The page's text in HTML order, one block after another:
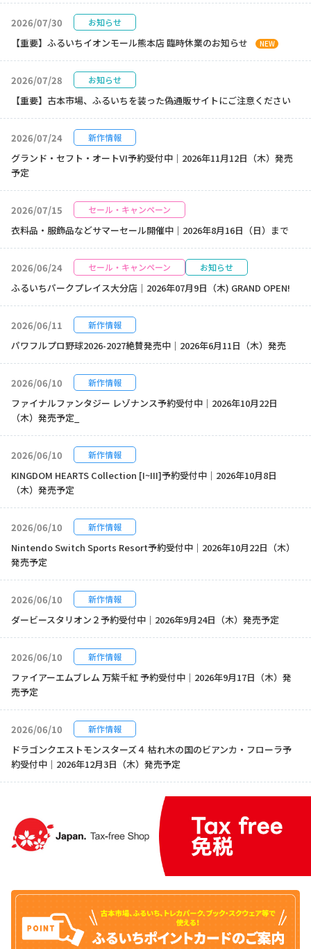
2026/07/30 お知らせ
【重要】ふるいちイオンモール熊本店 臨時休業のお知らせ NEW
2026/07/28 お知らせ
【重要】古本市場、ふるいちを装った偽通販サイトにご注意ください
2026/07/24 新作情報
グランド・セフト・オートVI予約受付中｜2026年11月12日（木）発売
予定
2026/07/15 セール・キャンペーン
衣料品・服飾品などサマーセール開催中｜2026年8月16日（日）まで
2026/06/24 セール・キャンペーン お知らせ
ふるいちパークプレイス大分店｜2026年07月9日（木) GRAND OPEN!
2026/06/11 新作情報
パワフルプロ野球2026-2027絶賛発売中｜2026年6月11日（木）発売
2026/06/10 新作情報
ファイナルファンタジー レゾナンス予約受付中｜2026年10月22日
（木）発売予定_
2026/06/10 新作情報
KINGDOM HEARTS Collection [I~III]予約受付中｜2026年10月8日
（木）発売予定
2026/06/10 新作情報
Nintendo Switch Sports Resort予約受付中｜2026年10月22日（木）
発売予定
2026/06/10 新作情報
ダービースタリオン２予約受付中｜2026年9月24日（木）発売予定
2026/06/10 新作情報
ファイアーエムブレム 万紫千紅 予約受付中｜2026年9月17日（木）発
売予定
2026/06/10 新作情報
ドラゴンクエストモンスターズ４ 枯れ木の国のビアンカ・フローラ予
約受付中｜2026年12月3日（木）発売予定